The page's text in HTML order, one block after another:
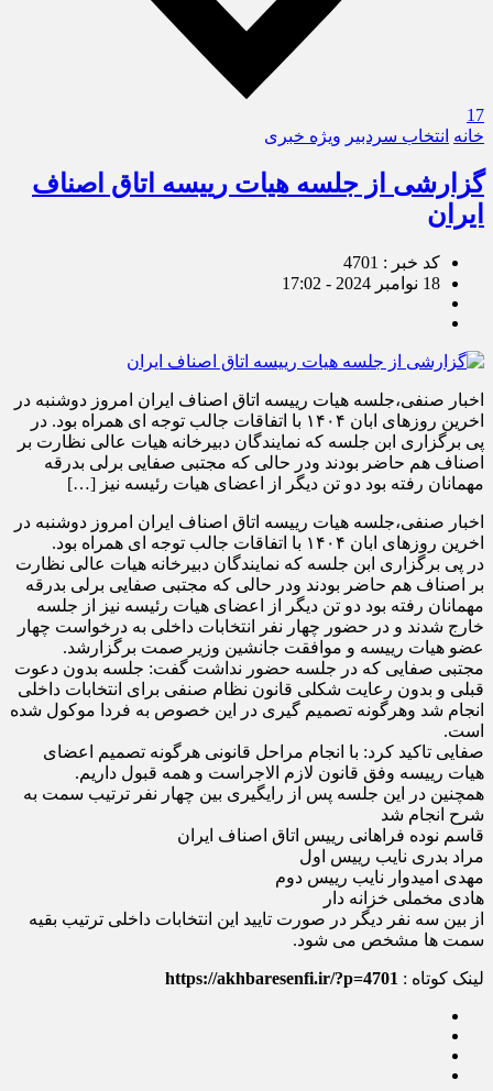
17
خانه انتخاب سردبیر ویژه خبری
گزارشی از جلسه هیات رییسه اتاق اصناف
ایران
کد خبر : 4701
18 نوامبر 2024 - 17:02
اخبار صنفی،جلسه هیات رییسه اتاق اصناف ایران امروز دوشنبه در
اخرین روزهای ابان ۱۴۰۴ با اتفاقات جالب توجه ای همراه بود. در
پی برگزاری ابن جلسه که نمایندگان دبیرخانه هیات عالی نظارت بر
اصناف هم حاضر بودند ودر حالی که مجتبی صفایی برلی بدرقه
مهمانان رفته بود دو تن دیگر از اعضای هیات رئیسه نیز […]
اخبار صنفی،جلسه هیات رییسه اتاق اصناف ایران امروز دوشنبه در
اخرین روزهای ابان ۱۴۰۴ با اتفاقات جالب توجه ای همراه بود.
در پی برگزاری ابن جلسه که نمایندگان دبیرخانه هیات عالی نظارت
بر اصناف هم حاضر بودند ودر حالی که مجتبی صفایی برلی بدرقه
مهمانان رفته بود دو تن دیگر از اعضای هیات رئیسه نیز از جلسه
خارج شدند و در حضور چهار نفر انتخابات داخلی به درخواست چهار
عضو هیات رییسه و موافقت جانشین وزیر صمت برگزارشد.
مجتبی صفایی که در جلسه حضور نداشت گفت: جلسه بدون دعوت
قبلی و بدون رعایت شکلی قانون نظام صنفی برای انتخابات داخلی
انجام شد وهرگونه تصمیم گیری در این خصوص به فردا موکول شده
است.
صفایی تاکید کرد: با انجام مراحل قانونی هرگونه تصمیم اعضای
هیات رییسه وفق قانون لازم الاجراست و همه قبول داریم.
همچنین در این جلسه پس از رایگیری بین چهار نفر ترتیب سمت به
شرح انجام شد
قاسم نوده فراهانی رییس اتاق اصناف ایران
مراد بدری نایب رییس اول
مهدی امیدوار نایب رییس دوم
هادی مخملی خزانه دار
از بین سه نفر دیگر در صورت تایید این انتخابات داخلی ترتیب بقیه
سمت ها مشخص می شود.
لینک کوتاه : https://akhbaresenfi.ir/?p=4701